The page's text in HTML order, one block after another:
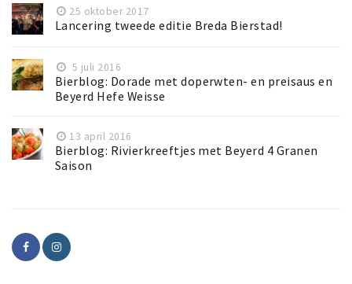
25 oktober 2017
Lancering tweede editie Breda Bierstad!
5 juli 2016
Bierblog: Dorade met doperwten- en preisaus en
Beyerd Hefe Weisse
13 april 2016
Bierblog: Rivierkreeftjes met Beyerd 4 Granen
Saison